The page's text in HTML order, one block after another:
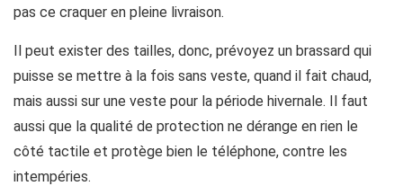
pas ce craquer en pleine livraison.
Il peut exister des tailles, donc, prévoyez un brassard qui
puisse se mettre à la fois sans veste, quand il fait chaud,
mais aussi sur une veste pour la période hivernale. Il faut
aussi que la qualité de protection ne dérange en rien le
côté tactile et protège bien le téléphone, contre les
intempéries.